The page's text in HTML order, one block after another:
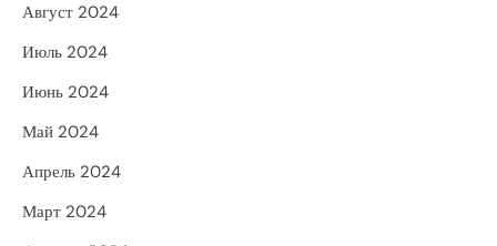
Август 2024
Июль 2024
Июнь 2024
Май 2024
Апрель 2024
Март 2024